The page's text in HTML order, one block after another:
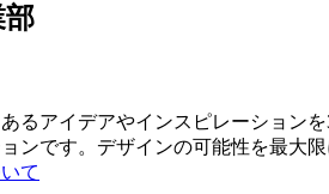
るアイデアやインスピレーション
ンです。デザインの可能性を最大
て